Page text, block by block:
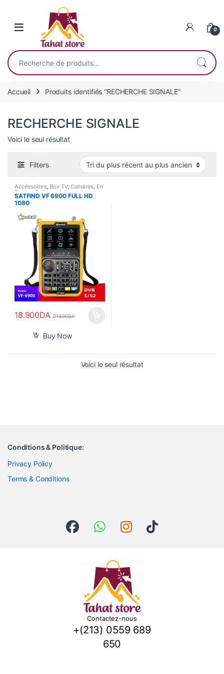
0
Recherche pour :
Accueil Produits identifiés “RECHERCHE SIGNALE”
RECHERCHE SIGNALE
Voici le seul résultat
Filters
Accéssoires, Box TV,Caméras, En
Promo,Gadgets, Informatique
Smart Home,Son
SATFIND VF 6900 FULL HD
1080
18.900DA 21.500DA
Buy Now
Voici le seul résultat
Conditions & Politique:
Privacy Policy
Terms & Conditions
Contactez-nous
+(213) 0559 689
650